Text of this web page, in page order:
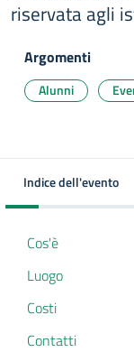
riservata agli
Argomenti
Alunni
Indice dell'evento
Cos'è
Luogo
Costi
Contatti